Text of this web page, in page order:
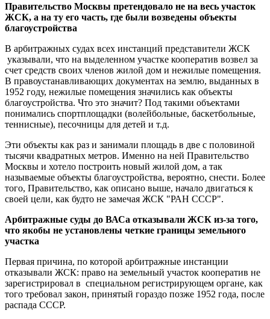
Правительство Москвы претендовало не на весь участок
ЖСК, а на ту его часть, где были возведены объекты
благоустройства
В арбитражных судах всех инстанций представители ЖСК
указывали, что на выделенном участке кооператив возвел за
счет средств своих членов жилой дом и нежилые помещения.
В правоустанавливающих документах на землю, выданных в
1952 году, нежилые помещения значились как объекты
благоустройства. Что это значит? Под такими объектами
понимались спортплощадки (волейбольные, баскетбольные,
теннисные), песочницы для детей и т.д.
Эти объекты как раз и занимали площадь в две с половиной
тысячи квадратных метров. Именно на ней Правительство
Москвы и хотело построить новый жилой дом, а так
называемые объекты благоустройства, вероятно, снести. Более
того, Правительство, как описано выше, начало двигаться к
своей цели, как будто не замечая ЖСК "РАН СССР".
Арбитражные суды до ВАСа отказывали ЖСК из-за того,
что якобы не установлены четкие границы земельного
участка
Первая причина, по которой арбитражные инстанции
отказывали ЖСК: право на земельный участок кооператив не
зарегистрировал в специальном регистрирующем органе, как
того требовал закон, принятый гораздо позже 1952 года, после
распада СССР.